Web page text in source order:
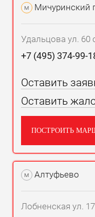
м Мичуринский
Удальцова ул. 60
+7 (495) 374-99-
Оставить
Оставить
ПОСТРОИТЬ
м Алтуфьево
Лобненская ул.